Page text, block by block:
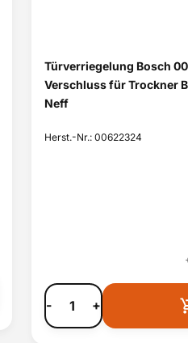
Türverriegelung Bosch
Verschluss für Trockner
Neff
Herst.-Nr.: 00622324
- +